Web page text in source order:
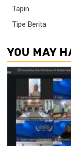
Tapin
Tipe Berita
YOU MAY